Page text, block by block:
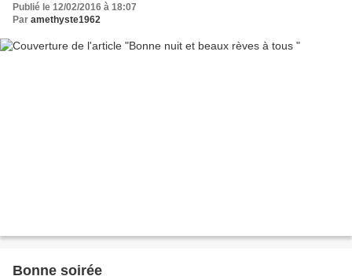
Publié le 12/02/2016 à 18:07
Par amethyste1962
Bonne soirée